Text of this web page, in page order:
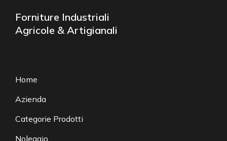
Forniture Industriali
Agricole & Artigianali
Home
Azienda
Categorie Prodotti
Noleggio